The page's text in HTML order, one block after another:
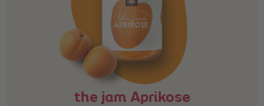
the jam Aprikose